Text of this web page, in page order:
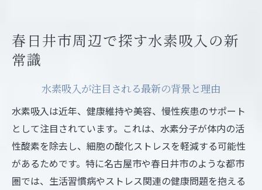
春日井市周辺で探す水素吸入の新
常識
水素吸入が注目される最新の背景と理由
水素吸入は近年、健康維持や美容、慢性疾患のサポート
として注目されています。これは、水素分子が体内の活
性酸素を除去し、細胞の酸化ストレスを軽減する可能性
があるためです。特に名古屋市や春日井市のような都市
圏では、生活習慣病やストレス関連の健康問題を抱える